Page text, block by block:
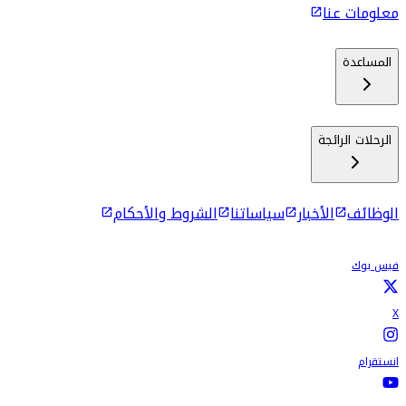
معلومات عنا
المساعدة
الرحلات الرائجة
الوظائف الأخبار سياساتنا الشروط والأحكام
فيس بوك
X
انستقرام